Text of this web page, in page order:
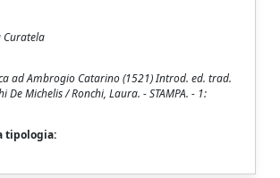
Curatela
ad Ambrogio Catarino (1521) Introd. ed. trad.
De Michelis / Ronchi, Laura. - STAMPA. - 1:
tipologia: